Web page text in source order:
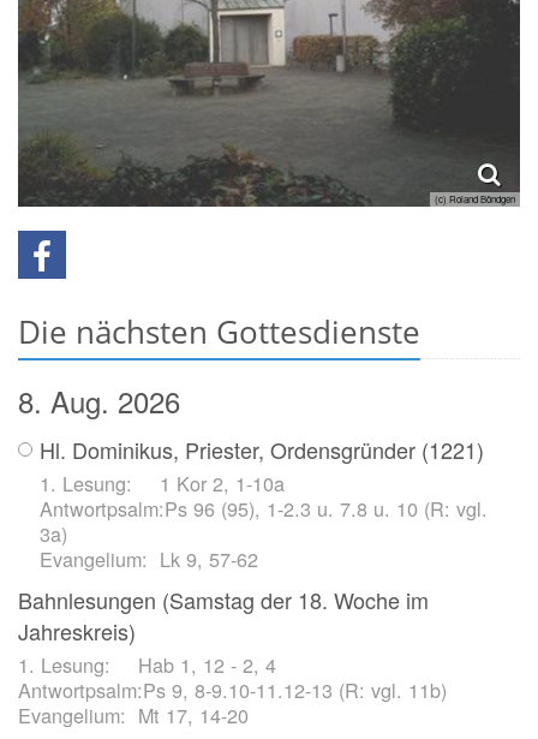
(c) Roland Böndgen
Die nächsten Gottesdienste
8. Aug. 2026
Hl. Dominikus, Priester, Ordensgründer (1221)
1 Kor 2, 1-10a
Ps 96 (95), 1-2.3 u. 7.8 u. 10 (R: vgl.
3a)
Lk 9, 57-62
Bahnlesungen (Samstag der 18. Woche im
Jahreskreis)
Hab 1, 12 - 2, 4
Ps 9, 8-9.10-11.12-13 (R: vgl. 11b)
Mt 17, 14-20